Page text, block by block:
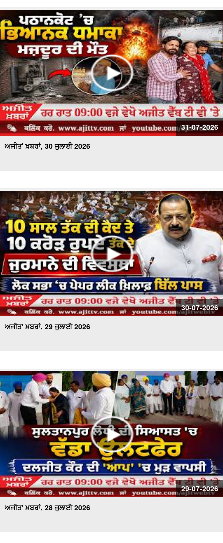
31-07-2026
ਅਜੀਤ' ਖ਼ਬਰਾਂ, 30 ਜੁਲਾਈ 2026
30-07-2026
ਅਜੀਤ' ਖ਼ਬਰਾਂ, 29 ਜੁਲਾਈ 2026
29-07-2026
ਅਜੀਤ' ਖ਼ਬਰਾਂ, 28 ਜੁਲਾਈ 2026